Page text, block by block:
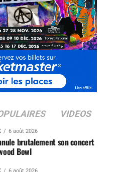
VIDEOS
6 août 2026
brutalement son concert
Bowl